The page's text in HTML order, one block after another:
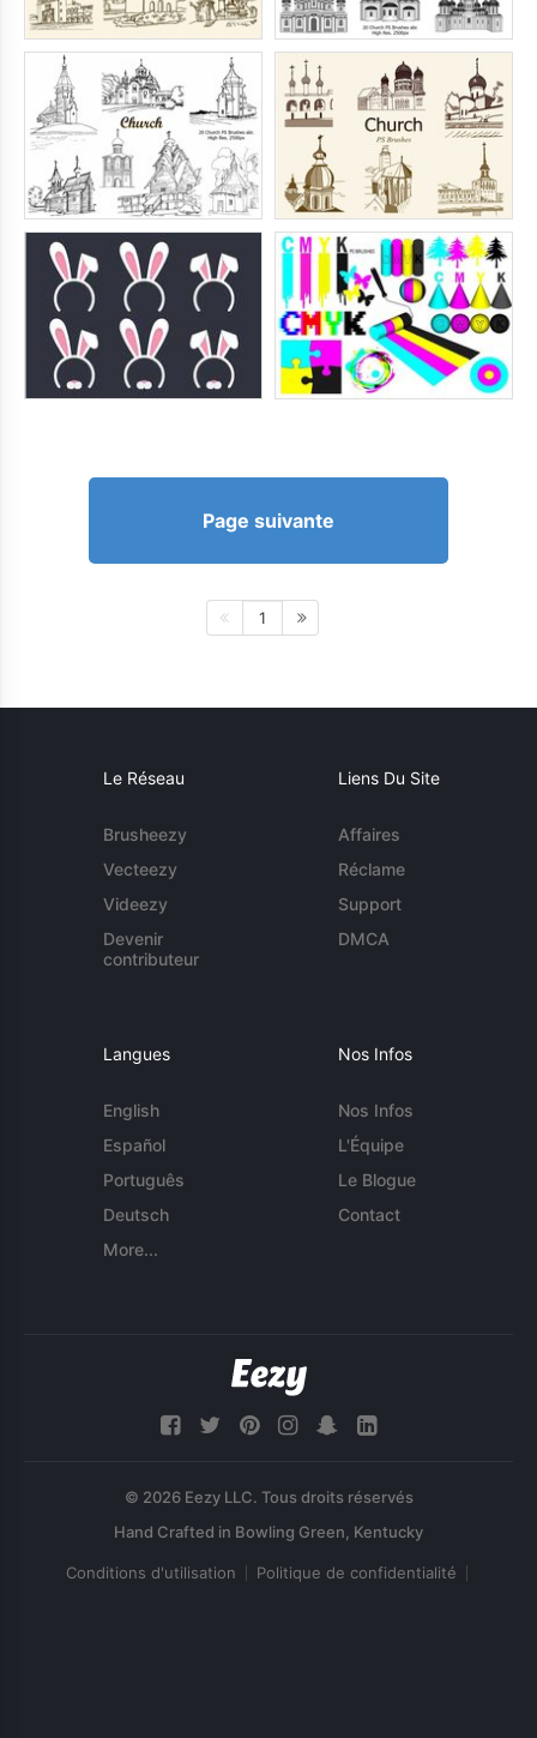
Page suivante
1
Le Réseau
Brusheezy
Vecteezy
Videezy
Devenir
contributeur
Liens Du Site
Affaires
Réclame
Support
DMCA
Langues
English
Español
Português
Deutsch
More...
Nos Infos
Nos Infos
L'Équipe
Le Blogue
Contact
© 2026 Eezy LLC. Tous droits réservés
Conditions d'utilisation Politique de confidentialité